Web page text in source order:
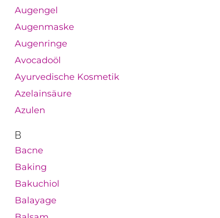
Augengel
Augenmaske
Augenringe
Avocadoöl
Ayurvedische Kosmetik
Azelainsäure
Azulen
B
Bacne
Baking
Bakuchiol
Balayage